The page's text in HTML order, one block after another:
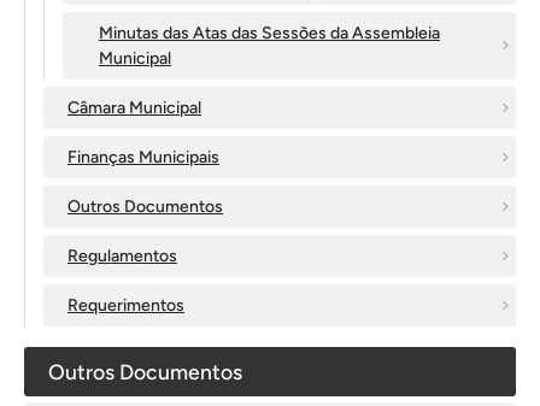
Minutas das Atas das Sessões da Assembleia
Municipal
Câmara Municipal
Finanças Municipais
Outros Documentos
Regulamentos
Requerimentos
Outros Documentos